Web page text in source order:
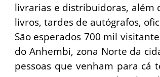
livrarias e distribuidoras, além
livros, tardes de autógrafos,
São esperados 700 mil
do Anhembi, zona Norte da
pessoas que venham para cá